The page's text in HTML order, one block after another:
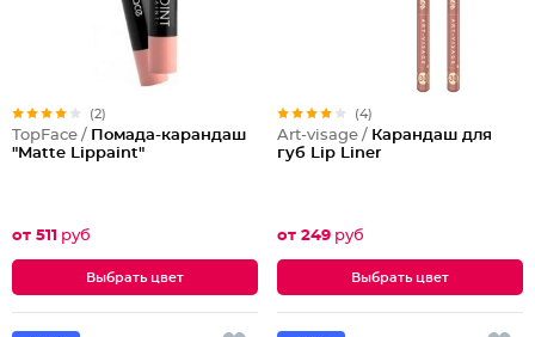
(2)
TopFace / Помада-карандаш
"Matte Lippaint"
от 511 руб
Выбрать цвет
(4)
Art-visage / Карандаш для
губ Lip Liner
от 249 руб
Выбрать цвет